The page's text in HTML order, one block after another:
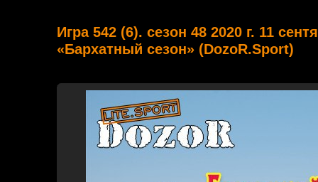
Игра 542 (6). сезон 48 2020 г. 11
«Бархатный сезон» (DozoR.Sport)